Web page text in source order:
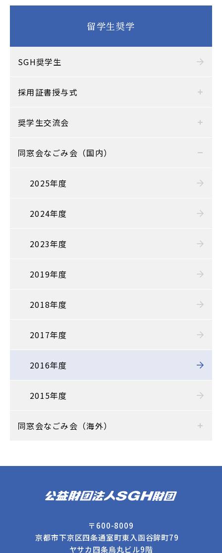
留学生奨学
SGH奨学生
採用証書授与式
奨学生交流会
同窓会なごみ会（国内）
2025年度
2024年度
2023年度
2019年度
2018年度
2017年度
2016年度
2015年度
同窓会なごみ会（海外）
〒600-8009
京都市下京区四条通室町東入函谷鉾町79
ヤサカ四条烏丸ビル9階